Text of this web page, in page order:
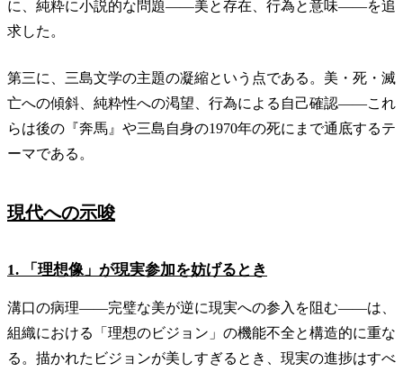
に、純粋に小説的な問題——美と存在、行為と意味——を追
求した。
第三に、三島文学の主題の凝縮という点である。美・死・滅
亡への傾斜、純粋性への渇望、行為による自己確認——これ
らは後の『奔馬』や三島自身の1970年の死にまで通底するテ
ーマである。
現代への示唆
1. 「理想像」が現実参加を妨げるとき
溝口の病理——完璧な美が逆に現実への参入を阻む——は、
組織における「理想のビジョン」の機能不全と構造的に重な
る。描かれたビジョンが美しすぎるとき、現実の進捗はすべ